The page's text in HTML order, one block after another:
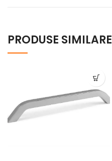
PRODUSE SIMILARE